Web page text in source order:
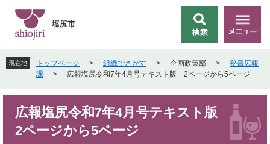
先
頭
す
を
飛
し
索
メ
ニ
ー
塩尻市
現在地 トップページ > 組織でさがす > 企画政策部 >
秘書広報
課
> 広報塩尻令和7年4月号テキスト版 2ページから5ページ
広報塩尻令和7年4月号テキスト版
2ページから5ページ